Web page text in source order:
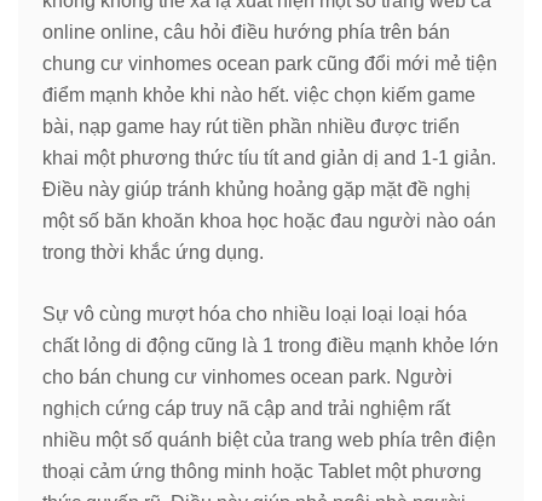
online online, câu hỏi điều hướng phía trên bán
chung cư vinhomes ocean park cũng đổi mới mẻ tiện
điểm mạnh khỏe khi nào hết. việc chọn kiếm game
bài, nạp game hay rút tiền phần nhiều được triển
khai một phương thức tíu tít and giản dị and 1-1 giản.
Điều này giúp tránh khủng hoảng gặp mặt đề nghị
một số băn khoăn khoa học hoặc đau người nào oán
trong thời khắc ứng dụng.
Sự vô cùng mượt hóa cho nhiều loại loại loại hóa
chất lỏng di động cũng là 1 trong điều mạnh khỏe lớn
cho bán chung cư vinhomes ocean park. Người
nghịch cứng cáp truy nã cập and trải nghiệm rất
nhiều một số quánh biệt của trang web phía trên điện
thoại cảm ứng thông minh hoặc Tablet một phương